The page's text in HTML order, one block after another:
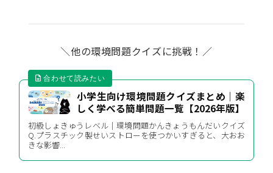
＼他の環境問題クイズに挑戦！／
小学生向け環境問題クイズまとめ｜楽
しく学べる簡単問題一覧【2026年版】
初級しょきゅうレベル｜環境問題かんきょうもんだいクイズ
Q.プラスチック製せいストローを使つかいすぎると、大おお
きな影響...